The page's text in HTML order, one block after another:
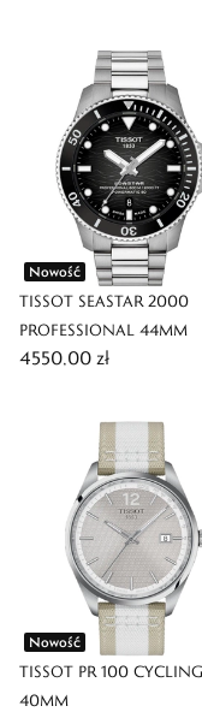
Nowość
TISSOT SEASTAR 2000
PROFESSIONAL 44MM
4550,00 zł
Nowość
TISSOT PR 100 CYCLING
40MM